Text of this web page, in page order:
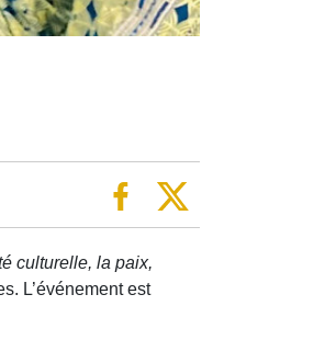
culturelle, la paix,
L’événement est